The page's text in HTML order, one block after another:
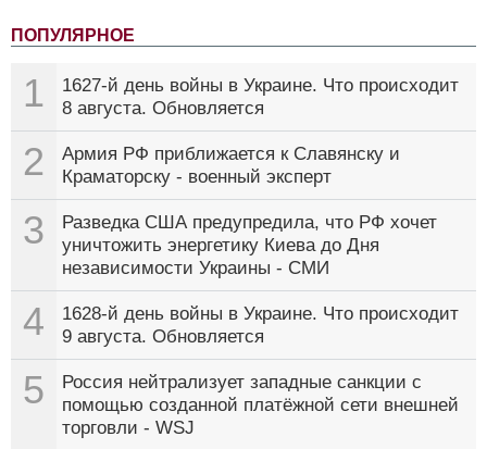
ПОПУЛЯРНОЕ
1
1627-й день войны в Украине. Что происходит
8 августа. Обновляется
2
Армия РФ приближается к Славянску и
Краматорску - военный эксперт
3
Разведка США предупредила, что РФ хочет
уничтожить энергетику Киева до Дня
независимости Украины - СМИ
4
1628-й день войны в Украине. Что происходит
9 августа. Обновляется
5
Россия нейтрализует западные санкции с
помощью созданной платёжной сети внешней
торговли - WSJ